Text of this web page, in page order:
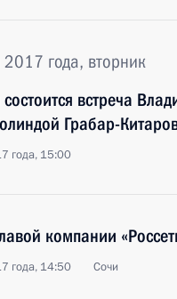
2017 года, вторник
встреча
Грабар-
года, 15:00
компании
года, 14:50 Сочи